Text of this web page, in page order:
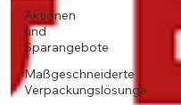
Aktionen
und
Sparangebote
Maßgeschneiderte
Verpackungslösunge